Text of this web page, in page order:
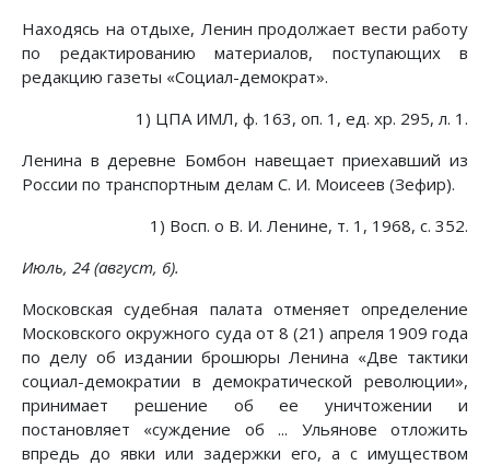
Находясь на отдыхе, Ленин продолжает вести работу
по редактированию материалов, поступающих в
редакцию газеты «Социал-демократ».
1) ЦПА ИМЛ, ф. 163, оп. 1, ед. хр. 295, л. 1.
Ленина в деревне Бомбон навещает приехавший из
России по транспортным делам С. И. Моисеев (Зефир).
1) Восп. о В. И. Ленине, т. 1, 1968, с. 352.
Июль, 24 (август, 6).
Московская судебная палата отменяет определение
Московского окружного суда от 8 (21) апреля 1909 года
по делу об издании брошюры Ленина «Две тактики
социал-демократии в демократической революции»,
принимает решение об ее уничтожении и
постановляет «суждение об ... Ульянове отложить
впредь до явки или задержки его, а с имуществом